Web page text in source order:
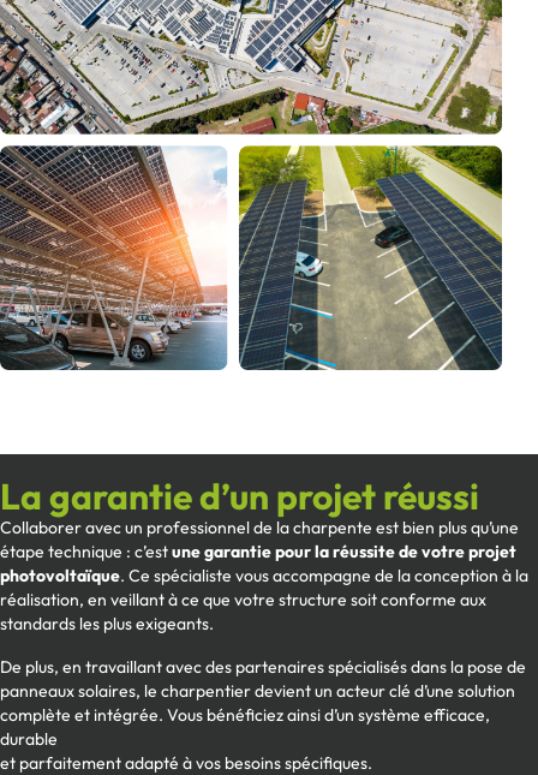
La garantie d’un projet réussi
Collaborer avec un professionnel de la charpente est bien plus qu’une
étape technique : c’estune garantie pour la réussite de votre projet
photovoltaïque. Ce spécialiste vous accompagne de la conception à la
réalisation, en veillant à ce que votre structure soit conforme aux
standards les plus exigeants.
De plus, en travaillant avec des partenaires spécialisés dans la pose de
panneaux solaires, le charpentier devient un acteur clé d’une solution
complète et intégrée. Vous bénéficiez ainsi d’un système efficace,
durable
et parfaitement adapté à vos besoins spécifiques.